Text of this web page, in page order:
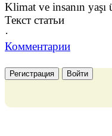
Klimat ve insanın
Текст статьи
·
Комментарии
Регистрация Войти